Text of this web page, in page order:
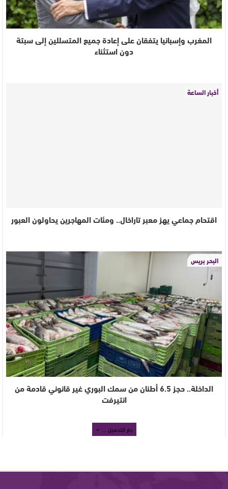
المغرب وإسبانيا يتفقان على إعادة جميع المتسللين إلى سبتة
دون استثناء
أخبار الساعة
اقتحام جماعي يهز معبر تاراخال.. ومئات المهاجرين يحاولون العبور
البحر بريس
الداخلة.. حجز 6.5 أطنان من سمك البوري غير قانوني قادمة من
انتيرفت
جار التحميل ...